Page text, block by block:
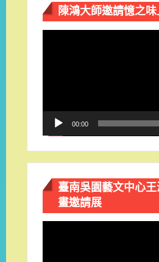
陳鴻大師邀請憶之
00:00
臺南吳園藝文中心
畫邀請展